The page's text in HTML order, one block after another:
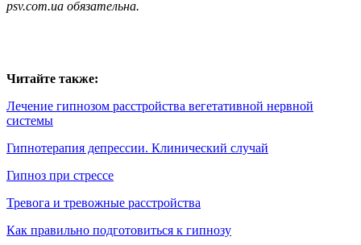
psv.com.ua обязательна.
Читайте также:
Лечение гипнозом расстройства вегетативной нервной
системы
Гипнотерапия депрессии. Клинический случай
Гипноз при стрессе
Тревога и тревожные расстройства
Как правильно подготовиться к гипнозу